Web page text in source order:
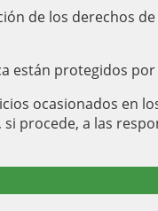
de los derechos
están protegidos por
ocasionados en
procede, a las